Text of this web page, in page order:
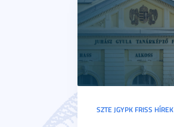
SZTE JGYPK FRISS HÍREK